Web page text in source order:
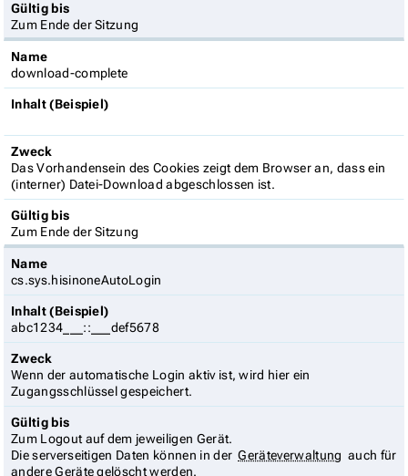
Gültig bis
Zum Ende der Sitzung
Name
download-complete
Inhalt (Beispiel)
Zweck
Das Vorhandensein des Cookies zeigt dem Browser an, dass ein
(interner) Datei-Download abgeschlossen ist.
Gültig bis
Zum Ende der Sitzung
Name
cs.sys.hisinoneAutoLogin
Inhalt (Beispiel)
abc1234___::___def5678
Zweck
Wenn der automatische Login aktiv ist, wird hier ein
Zugangsschlüssel gespeichert.
Gültig bis
Zum Logout auf dem jeweiligen Gerät.
Die serverseitigen Daten können in der Geräteverwaltung auch für
andere Geräte gelöscht werden.